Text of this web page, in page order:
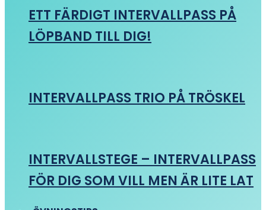
ETT FÄRDIGT INTERVALLPASS PÅ
LÖPBAND TILL DIG!
INTERVALLPASS TRIO PÅ TRÖSKEL
INTERVALLSTEGE – INTERVALLPASS
FÖR DIG SOM VILL MEN ÄR LITE LAT